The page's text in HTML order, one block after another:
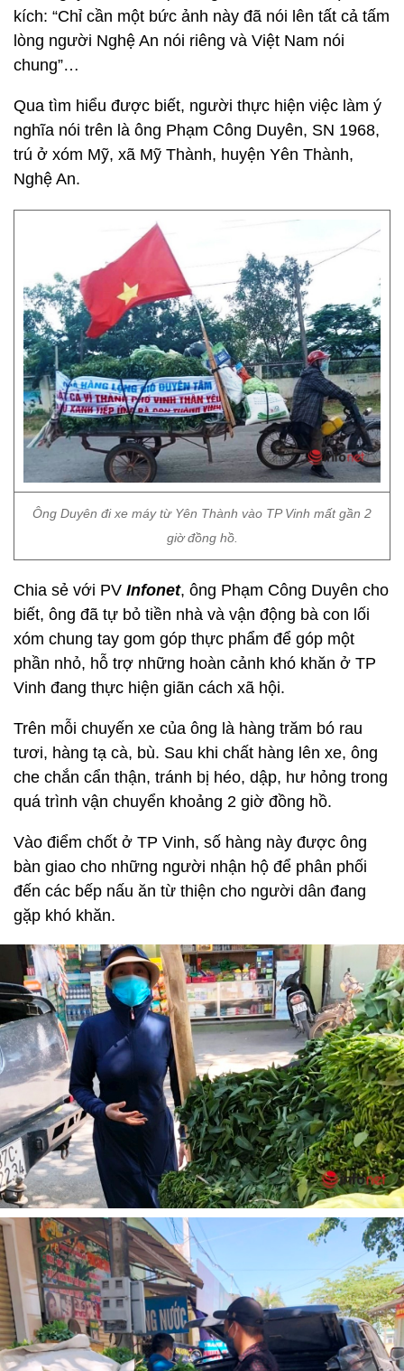
kích: “Chỉ cần một bức ảnh này đã nói lên tất cả tấm
lòng người Nghệ An nói riêng và Việt Nam nói
chung”…
Qua tìm hiểu được biết, người thực hiện việc làm ý
nghĩa nói trên là ông Phạm Công Duyên, SN 1968,
trú ở xóm Mỹ, xã Mỹ Thành, huyện Yên Thành,
Nghệ An.
Ông Duyên đi xe máy từ Yên Thành vào TP Vinh mất gần 2
giờ đồng hồ.
Chia sẻ với PV Infonet, ông Phạm Công Duyên cho
biết, ông đã tự bỏ tiền nhà và vận động bà con lối
xóm chung tay gom góp thực phẩm để góp một
phần nhỏ, hỗ trợ những hoàn cảnh khó khăn ở TP
Vinh đang thực hiện giãn cách xã hội.
Trên mỗi chuyến xe của ông là hàng trăm bó rau
tươi, hàng tạ cà, bù. Sau khi chất hàng lên xe, ông
che chắn cẩn thận, tránh bị héo, dập, hư hỏng trong
quá trình vận chuyển khoảng 2 giờ đồng hồ.
Vào điểm chốt ở TP Vinh, số hàng này được ông
bàn giao cho những người nhận hộ để phân phối
đến các bếp nấu ăn từ thiện cho người dân đang
gặp khó khăn.